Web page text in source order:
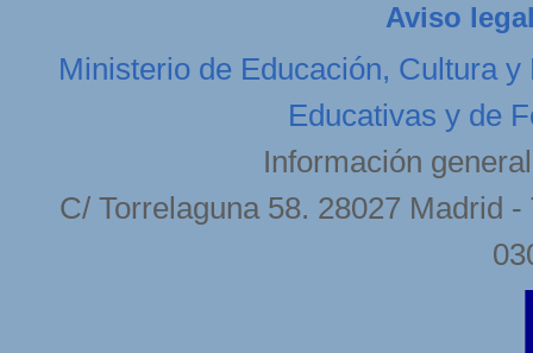
Aviso
Ministerio de Educación, Cultura y
Educativas y de
Información
C/ Torrelaguna 58. 28027 Madrid